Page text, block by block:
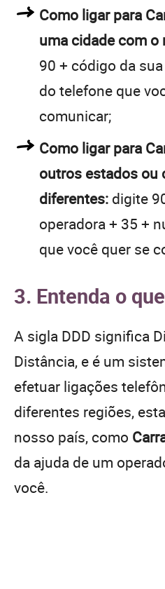
Como ligar para
uma cidade com o
90 + código da
do telefone que
comunicar;
Como ligar para
outros estados ou
diferentes: digite
operadora + 35 +
que você quer se
3. Entenda o
A sigla DDD significa
Distância, e é um
efetuar ligações
diferentes regiões,
nosso país, como
da ajuda de um
você.